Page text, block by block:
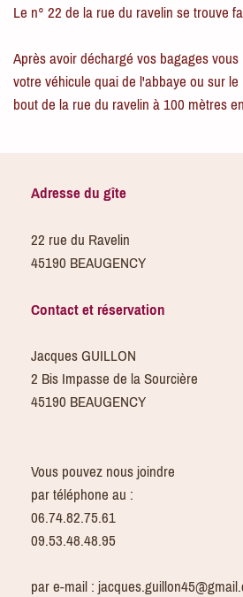
Le n° 22 de la rue du ravelin se trouve
Après avoir déchargé vos bagages
votre véhicule quai de l'abbaye ou sur
bout de la rue du ravelin à 100 mètres
Adresse du gîte
22 rue du Ravelin
45190 BEAUGENCY
Contact et réservation
Jacques GUILLON
2 Bis Impasse de la Sourcière
45190 BEAUGENCY
Vous pouvez nous joindre
par téléphone au :
06.74.82.75.61
09.53.48.48.95
par e-mail :